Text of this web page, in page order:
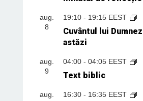
aug.
8
19:10- 19:15 EEST
Cuvântul lui
astăzi
aug.
9
04:00- 04:05 EEST
Text biblic
aug.
16:30- 16:35 EEST